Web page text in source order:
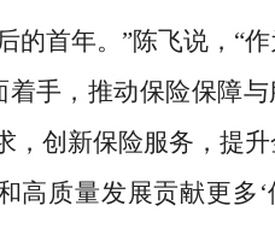
的首年。”陈飞说，“作
着手，推动保险保障与
，创新保险服务，提
高质量发展贡献更多‘